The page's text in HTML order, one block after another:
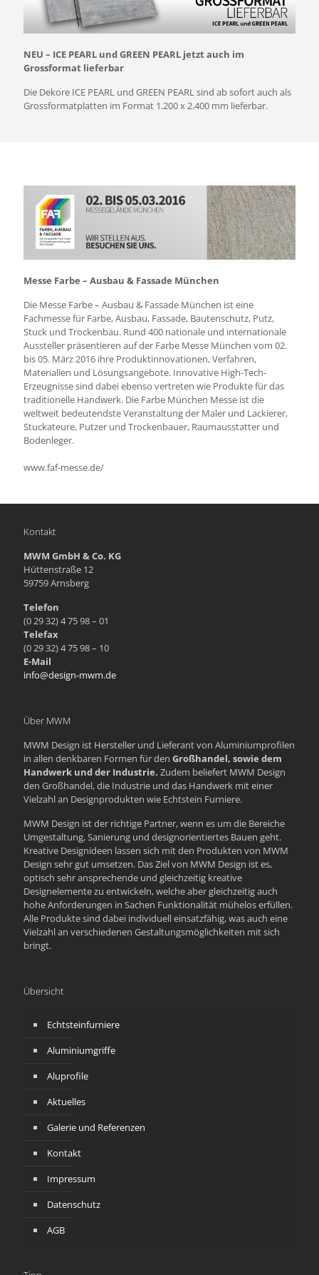
NEU – ICE PEARL und GREEN PEARL jetzt auch im
Grossformat lieferbar
Die Dekore ICE PEARL und GREEN PEARL sind ab sofort auch als
Grossformatplatten im Format 1.200 x 2.400 mm lieferbar.
Messe Farbe – Ausbau & Fassade München
Die Messe Farbe – Ausbau & Fassade München ist eine
Fachmesse für Farbe, Ausbau, Fassade, Bautenschutz, Putz,
Stuck und Trockenbau. Rund 400 nationale und internationale
Aussteller präsentieren auf der Farbe Messe München vom 02.
bis 05. März 2016 ihre Produktinnovationen, Verfahren,
Materialien und Lösungsangebote. Innovative High-Tech-
Erzeugnisse sind dabei ebenso vertreten wie Produkte für das
traditionelle Handwerk. Die Farbe München Messe ist die
weltweit bedeutendste Veranstaltung der Maler und Lackierer,
Stuckateure, Putzer und Trockenbauer, Raumausstatter und
Bodenleger.
www.faf-messe.de/
Kontakt
MWM GmbH & Co. KG
Hüttenstraße 12
59759 Arnsberg
Telefon
(0 29 32) 4 75 98 – 01
Telefax
(0 29 32) 4 75 98 – 10
E-Mail
info@design-mwm.de
Über MWM
MWM Design ist Hersteller und Lieferant von Aluminiumprofilen
in allen denkbaren Formen für den Großhandel, sowie dem
Handwerk und der Industrie. Zudem beliefert MWM Design
den Großhandel, die Industrie und das Handwerk mit einer
Vielzahl an Designprodukten wie Echtstein Furniere.
MWM Design ist der richtige Partner, wenn es um die Bereiche
Umgestaltung, Sanierung und designorientiertes Bauen geht.
Kreative Designideen lassen sich mit den Produkten von MWM
Design sehr gut umsetzen. Das Ziel von MWM Design ist es,
optisch sehr ansprechende und gleichzeitig kreative
Designelemente zu entwickeln, welche aber gleichzeitig auch
hohe Anforderungen in Sachen Funktionalität mühelos erfüllen.
Alle Produkte sind dabei individuell einsatzfähig, was auch eine
Vielzahl an verschiedenen Gestaltungsmöglichkeiten mit sich
bringt.
Übersicht
Echtsteinfurniere
Aluminiumgriffe
Aluprofile
Aktuelles
Galerie und Referenzen
Kontakt
Impressum
Datenschutz
AGB